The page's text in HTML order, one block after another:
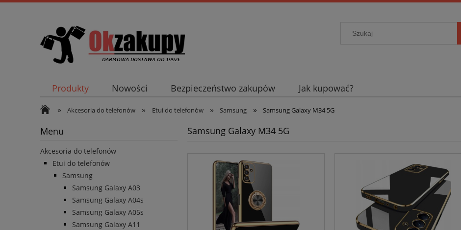
Produkty Nowości Bezpieczeństwo zakupów Jak kupować?
» Akcesoria do telefonów » Etui do telefonów » Samsung » Samsung Galaxy M34 5G
Menu
Akcesoria do telefonów
Etui do telefonów
Samsung
Samsung Galaxy A03
Samsung Galaxy A04s
Samsung Galaxy A05s
Samsung Galaxy A11
Samsung Galaxy M34 5G